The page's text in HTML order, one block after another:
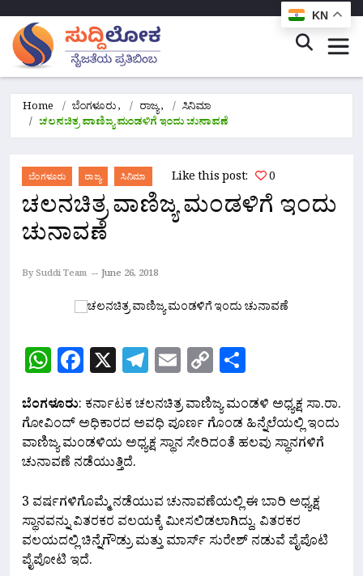
Home ಬೆಂಗಳೂರು, ರಾಜ್ಯ,
ಸಿನಿಮಾ
ಚಲನಚಿತ್ರ ವಾಣಿಜ್ಯ ಮಂಡಳಿಗೆ ಇಂದು ಚುನಾವಣೆ
ಬೆಂಗಳೂರು ರಾಜ್ಯ ಸಿನಿಮಾ Like this post: 0
ಚಲನಚಿತ್ರ ವಾಣಿಜ್ಯ ಮಂಡಳಿಗೆ ಇಂದು
ಚುನಾವಣೆ
By Suddi Team June 26, 2018
WhatsApp
Facebook
X Telegram
Email
Copy
Link
ಬೆಂಗಳೂರು: ಕರ್ನಾಟಕ ಚಲನಚಿತ್ರ ವಾಣಿಜ್ಯ ಮಂಡಳಿ ಅಧ್ಯಕ್ಷ ಸಾ.ರಾ.
ಗೋವಿಂದ್ ಅಧಿಕಾರದ ಅವಧಿ ಪೂರ್ಣ ಗೊಂಡ ಹಿನ್ನೆಲೆಯಲ್ಲಿ ಇಂದು
ವಾಣಿಜ್ಯ ಮಂಡಳಿಯ ಅಧ್ಯಕ್ಷ ಸ್ಥಾನ ಸೇರಿದಂತೆ ಹಲವು ಸ್ಥಾನಗಳಿಗೆ
ಚುನಾವಣೆ ನಡೆಯುತ್ತಿದೆ.
3 ವರ್ಷಗಳಿಗೊಮ್ಮೆ ನಡೆಯುವ ಚುನಾವಣೆಯಲ್ಲಿ ಈ ಬಾರಿ ಅಧ್ಯಕ್ಷ
ಸ್ಥಾನವನ್ನು ವಿತರಕರ ವಲಯಕ್ಕೆ ಮೀಸಲಿಡಲಾಗಿದ್ದು, ವಿತರಕರ
ವಲಯದಲ್ಲಿ ಚಿನ್ನೆಗೌಡ್ರು ಮತ್ತು ಮಾರ್ಸ್ ಸುರೇಶ್ ನಡುವೆ ಪೈಪೊಟಿ
ಪೈಪೋಟಿ ಇದೆ.
KN